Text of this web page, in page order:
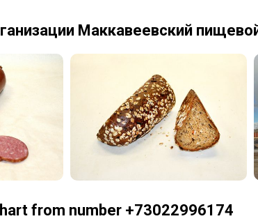
Маккавеевский
from number +73022996174